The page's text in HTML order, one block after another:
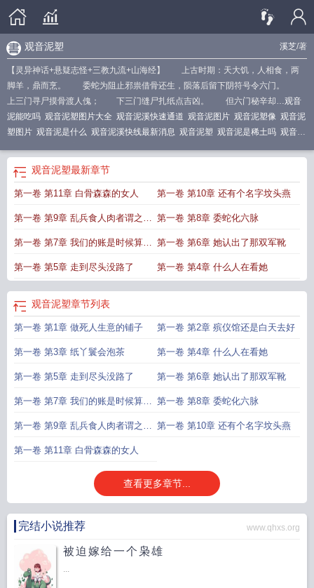
溪芝/著
观音泥塑
【灵异神话+悬疑志怪+三教九流+山海经】 上古时期：天大饥，人相食，两
脚羊，鼎而烹。 委蛇为阻止邪祟借骨还生，陨落后留下阴符号令六门。
上三门寻尸摸骨渡人傀； 下三门缝尸扎纸点吉凶。 但六门秘辛却…观音
泥能吃吗 观音泥塑图片大全 观音泥溪快速通道 观音泥图片 观音泥塑像 观音泥
塑图片 观音泥是什么 观音泥溪快线最新消息 观音泥塑 观音泥是稀土吗 观音泥
观音泥塑最新章节
第一卷 第11章 白骨森森的女人 第一卷 第10章 还有个名字坟头燕
第一卷 第9章 乱兵食人肉者谓之两
脚羊
第一卷 第8章 委蛇化六脉
第一卷 第7章 我们的账是时候算算
了
第一卷 第6章 她认出了那双军靴
第一卷 第5章 走到尽头没路了 第一卷 第4章 什么人在看她
观音泥塑章节列表
第一卷 第1章 做死人生意的铺子 第一卷 第2章 殡仪馆还是白天去好
第一卷 第3章 纸丫鬟会泡茶 第一卷 第4章 什么人在看她
第一卷 第5章 走到尽头没路了 第一卷 第6章 她认出了那双军靴
第一卷 第7章 我们的账是时候算算
了
第一卷 第8章 委蛇化六脉
第一卷 第9章 乱兵食人肉者谓之两
脚羊
第一卷 第10章 还有个名字坟头燕
第一卷 第11章 白骨森森的女人
查看更多章节...
完结小说推荐 www.qhxs.org
被迫嫁给一个枭雄
...